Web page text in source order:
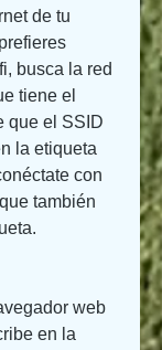
de tu
busca la red
tiene el
que el SSID
la etiqueta
con
también
en la